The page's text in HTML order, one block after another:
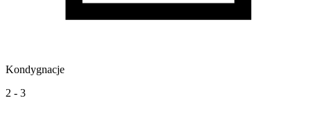
Kondygnacje
2 - 3